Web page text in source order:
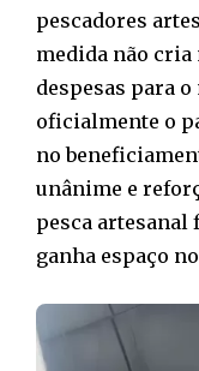
pescadores
medida não cria
despesas para
oficialmente o
no
unânime e
pesca artesanal
ganha espaço